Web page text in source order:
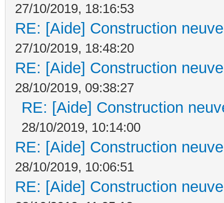
27/10/2019, 18:16:53
RE: [Aide] Construction
27/10/2019, 18:48:20
RE: [Aide] Construction
28/10/2019, 09:38:27
RE: [Aide] Construction
28/10/2019, 10:14:00
RE: [Aide] Construction
28/10/2019, 10:06:51
RE: [Aide] Construction